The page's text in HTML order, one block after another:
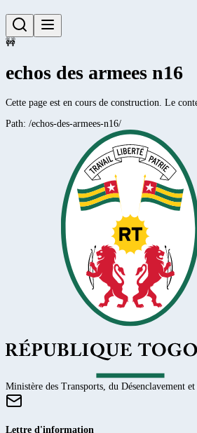
🚧
echos des armees n16
Cette page est en cours de construction. Le
Path: /echos-des-armees-n16/
Ministère des Transports, du Désenclavement et
Lettre d'information